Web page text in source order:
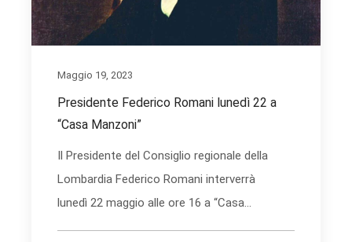
Maggio 19, 2023
Presidente Federico Romani lunedì 22 a
“Casa Manzoni”
Il Presidente del Consiglio regionale della
Lombardia Federico Romani interverrà
lunedì 22 maggio alle ore 16 a “Casa...